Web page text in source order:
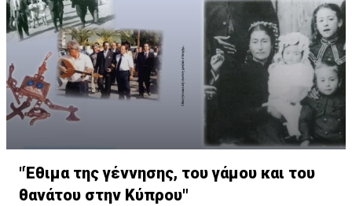
"Έθιμα της γέννησης, του γάμου και του
θανάτου στην Κύπρου"